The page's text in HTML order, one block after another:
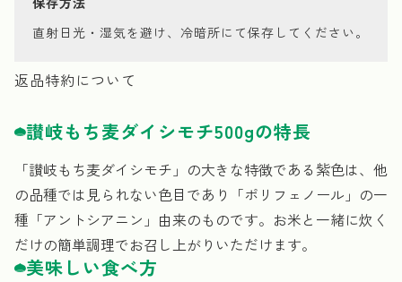
直射日光・湿気を避け、冷暗所にて保存してください。
返品特約について
讃岐もち麦ダイシモチ500gの特長
「讃岐もち麦ダイシモチ」の大きな特徴である紫色は、他
の品種では見られない色目であり「ポリフェノール」の一
種「アントシアニン」由来のものです。お米と一緒に炊く
だけの簡単調理でお召し上がりいただけます。
美味しい食べ方